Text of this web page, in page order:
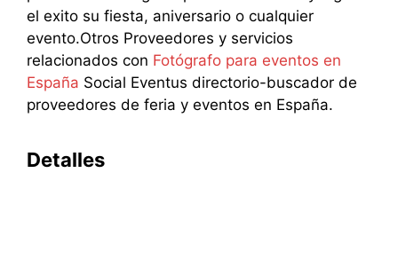
el exito su fiesta, aniversario o cualquier
evento.Otros Proveedores y servicios
relacionados con Fotógrafo para eventos en
España Social Eventus directorio-buscador de
proveedores de feria y eventos en España.
Detalles